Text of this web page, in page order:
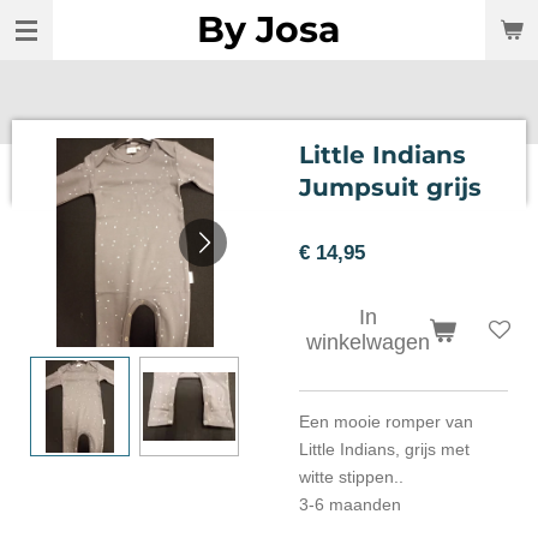
Ga
hoofdinhoud
By Josa
Little Indians
Jumpsuit grijs
€ 14,95
In
winkelwagen
Een mooie romper van
Little Indians, grijs met
witte stippen..
3-6 maanden